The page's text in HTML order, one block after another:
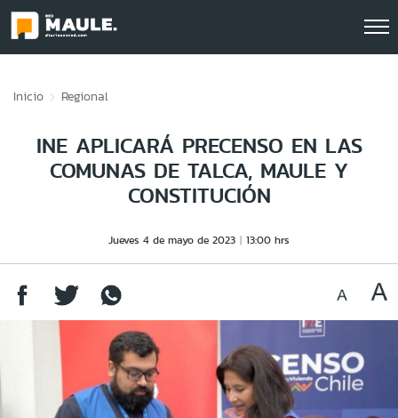
Inicio Regional
INE APLICARÁ PRECENSO EN LAS
COMUNAS DE TALCA, MAULE Y
CONSTITUCIÓN
Jueves 4 de mayo de 2023 13:00 hrs